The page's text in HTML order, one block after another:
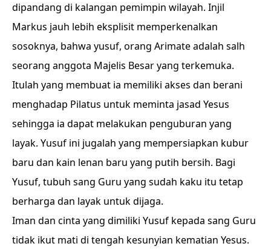
dipandang di kalangan pemimpin wilayah. Injil
Markus jauh lebih eksplisit memperkenalkan
sosoknya, bahwa yusuf, orang Arimate adalah salh
seorang anggota Majelis Besar yang terkemuka.
Itulah yang membuat ia memiliki akses dan berani
menghadap Pilatus untuk meminta jasad Yesus
sehingga ia dapat melakukan penguburan yang
layak. Yusuf ini jugalah yang mempersiapkan kubur
baru dan kain lenan baru yang putih bersih. Bagi
Yusuf, tubuh sang Guru yang sudah kaku itu tetap
berharga dan layak untuk dijaga.
Iman dan cinta yang dimiliki Yusuf kepada sang Guru
tidak ikut mati di tengah kesunyian kematian Yesus.